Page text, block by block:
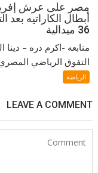
مصر على عرش
أبطال الكاراتيه بعد
36 ميدالية
متابعه -اكرم دره –
التفوق الرياضي
الرياضة
LEAVE A COMMENT